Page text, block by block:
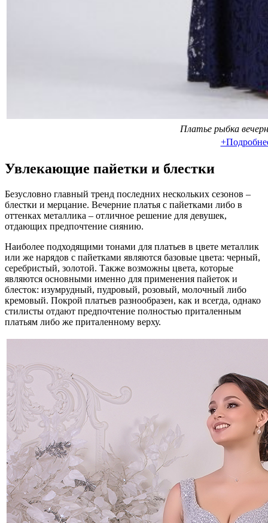
Платье рыбка
Увлекающие пайетки и блестки
Безусловно главный тренд последних нескольких сезонов –
блестки и мерцание. Вечерние платья с пайетками либо в
оттенках металлика – отличное решение для девушек,
отдающих предпочтение сиянию.
Наиболее подходящими тонами для платьев в цвете металлик
или же нарядов с пайетками являются базовые цвета: черный,
серебристый, золотой. Также возможны цвета, которые
являются основными именно для применения пайеток и
блесток: изумрудный, пудровый, розовый, молочный либо
кремовый. Покрой платьев разнообразен, как и всегда, однако
стилисты отдают предпочтение полностью приталенным
платьям либо же приталенному верху.